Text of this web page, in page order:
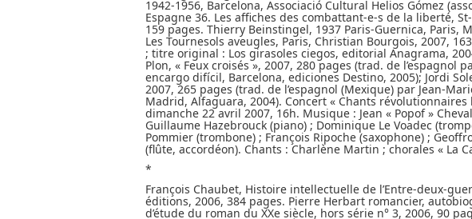
1942-1956, Barcelona, Associació Cultural Helios Gómez
Espagne 36. Les affiches des combattant-e-s de la liberté,
159 pages. Thierry Beinstingel, 1937 Paris-Guernica, Paris,
Les Tournesols aveugles, Paris, Christian Bourgois, 2007,
; titre original : Los girasoles ciegos, editorial Anagrama,
Plon, « Feux croisés », 2007, 280 pages (trad. de
encargo difícil, Barcelona, ediciones Destino, 2005); Jordi
2007, 265 pages (trad. de l’espagnol (Mexique) par Jean-
Madrid, Alfaguara, 2004). Concert « Chants
dimanche 22 avril 2007, 16h. Musique : Jean « Popof »
Guillaume Hazebrouck (piano) ; Dominique Le Voadec
Pommier (trombone) ; François Ripoche (saxophone) ;
(flûte, accordéon). Chants : Charlène Martin ; chorales « La
*
François Chaubet, Histoire intellectuelle de l’Entre-deux-
éditions, 2006, 384 pages. Pierre Herbart romancier,
d’étude du roman du XXe siècle, hors série n° 3, 2006, 90